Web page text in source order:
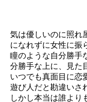
気は優しいのに照れ
になれずに女性に振
瞳のような自分勝手
分勝手な上に、見た
いつでも真面目に恋
遊び人だと勘違いさ
しかし本当は誰より